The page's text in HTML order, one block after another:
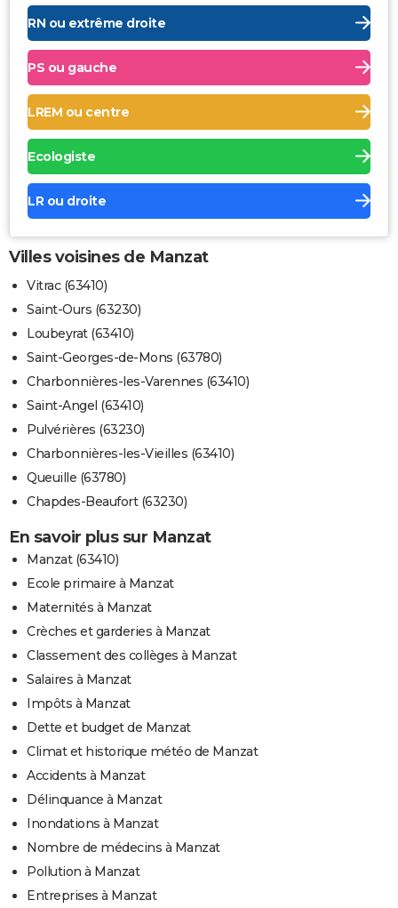
RN ou extrême droite
PS ou gauche
LREM ou centre
Ecologiste
LR ou droite
Villes voisines de Manzat
Vitrac (63410)
Saint-Ours (63230)
Loubeyrat (63410)
Saint-Georges-de-Mons (63780)
Charbonnières-les-Varennes (63410)
Saint-Angel (63410)
Pulvérières (63230)
Charbonnières-les-Vieilles (63410)
Queuille (63780)
Chapdes-Beaufort (63230)
En savoir plus sur Manzat
Manzat (63410)
Ecole primaire à Manzat
Maternités à Manzat
Crèches et garderies à Manzat
Classement des collèges à Manzat
Salaires à Manzat
Impôts à Manzat
Dette et budget de Manzat
Climat et historique météo de Manzat
Accidents à Manzat
Délinquance à Manzat
Inondations à Manzat
Nombre de médecins à Manzat
Pollution à Manzat
Entreprises à Manzat